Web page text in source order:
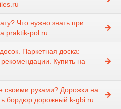
Что нужно знать при
praktik-pol.ru
Паркетная доска:
Купить на
своими руками? Дорожки на
бордюр дорожный k-gbi.ru